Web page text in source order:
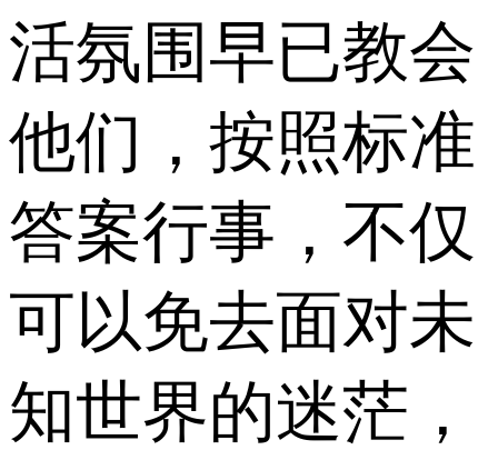
活氛围早已教会
他们，按照标准
答案行事，不仅
可以免去面对未
知世界的迷茫，